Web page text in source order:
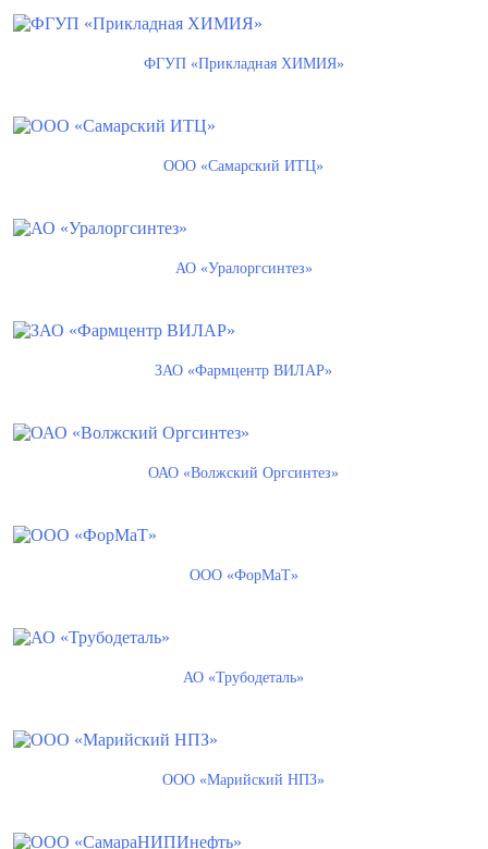
ФГУП «Прикладная ХИМИЯ»
ООО «Самарский ИТЦ»
АО «Уралоргсинтез»
ЗАО «Фармцентр ВИЛАР»
ОАО «Волжский Оргсинтез»
ООО «ФорМаТ»
АО «Трубодеталь»
ООО «Марийский НПЗ»